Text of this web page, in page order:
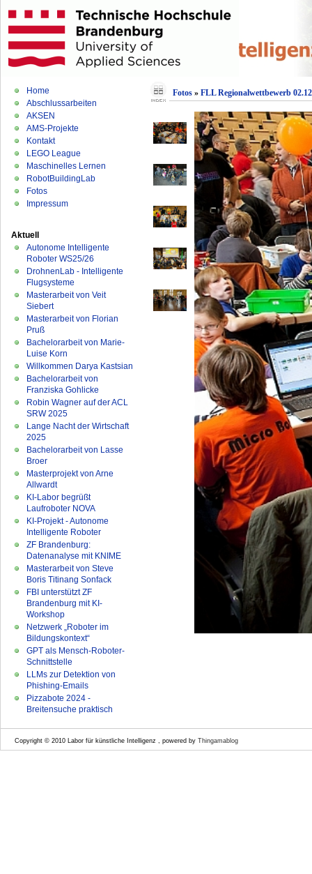
Home
Abschlussarbeiten
AKSEN
AMS-Projekte
Kontakt
LEGO League
Maschinelles Lernen
RobotBuildingLab
Fotos
Impressum
Aktuell
Autonome Intelligente
Roboter WS25/26
DrohnenLab - Intelligente
Flugsysteme
Masterarbeit von Veit
Siebert
Masterarbeit von Florian
Pruß
Bachelorarbeit von Marie-
Luise Korn
Willkommen Darya Kastsian
Bachelorarbeit von
Franziska Gohlicke
Robin Wagner auf der ACL
SRW 2025
Lange Nacht der Wirtschaft
2025
Bachelorarbeit von Lasse
Broer
Masterprojekt von Arne
Allwardt
KI-Labor begrüßt
Laufroboter NOVA
KI-Projekt - Autonome
Intelligente Roboter
ZF Brandenburg:
Datenanalyse mit KNIME
Masterarbeit von Steve
Boris Titinang Sonfack
FBI unterstützt ZF
Brandenburg mit KI-
Workshop
Netzwerk „Roboter im
Bildungskontext“
GPT als Mensch-Roboter-
Schnittstelle
LLMs zur Detektion von
Phishing-Emails
Pizzabote 2024 -
Breitensuche praktisch
Fotos» FLL Regionalwettbewerb
Copyright © 2010 Labor für künstliche Intelligenz , powered by Thingamablog